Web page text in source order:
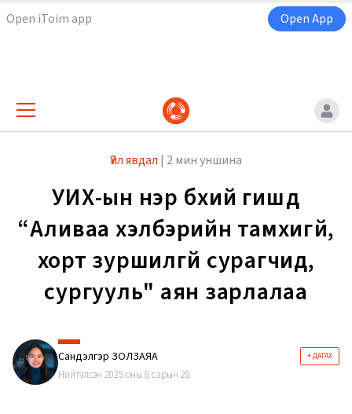
Open iToim app Open App
Үйл явдал | 2 мин уншина
УИХ-ын нэр бүхий гишүүд
“Аливаа хэлбэрийн тамхигүй,
хорт зуршилгүй сурагчид,
сургууль" аян зарлалаа
Сандэлгэр ЗОЛЗАЯА + ДАГАХ
Нийтэлсэн 2025 оны 8 сарын 28